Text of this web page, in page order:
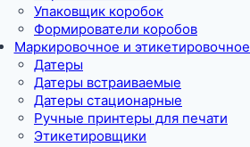
Упаковщик коробок
Формирователи коробов
Маркировочное и
Датеры
Датеры встраиваемые
Датеры стационарные
Ручные принтеры для печати
Этикетировщики